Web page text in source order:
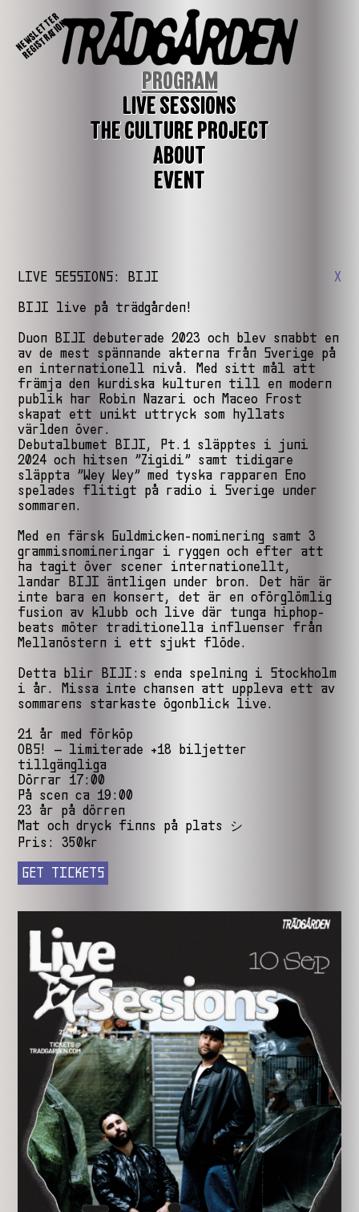
NEWSLETTER
REGISTRATION
PROGRAM
LIVE SESSIONS
THE CULTURE PROJECT
ABOUT
EVENT
LIVE SESSIONS: BIJI
BIJI live på trädgården!
Duon BIJI debuterade 2023 och blev snabbt en
av de mest spännande akterna från Sverige på
en internationell nivå. Med sitt mål att
främja den kurdiska kulturen till en modern
publik har Robin Nazari och Maceo Frost
skapat ett unikt uttryck som hyllats
världen över.
Debutalbumet BIJI, Pt.1 släpptes i juni
2024 och hitsen ”Zigidi” samt tidigare
släppta ”Wey Wey” med tyska rapparen Eno
spelades flitigt på radio i Sverige under
sommaren.
Med en färsk Guldmicken-nominering samt 3
grammisnomineringar i ryggen och efter att
ha tagit över scener internationellt,
landar BIJI äntligen under bron. Det här är
inte bara en konsert, det är en oförglömlig
fusion av klubb och live där tunga hiphop-
beats möter traditionella influenser från
Mellanöstern i ett sjukt flöde.
Detta blir BIJI:s enda spelning i Stockholm
i år. Missa inte chansen att uppleva ett av
sommarens starkaste ögonblick live.
21 år med förköp
OBS! – limiterade +18 biljetter
tillgängliga
Dörrar 17:00
På scen ca 19:00
23 år på dörren
Mat och dryck finns på plats シ
Pris: 350kr
GET TICKETS
X